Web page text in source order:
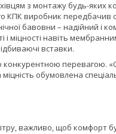
з монтажу будь-яких
КПК виробник
бавовни – надійний і
і міцності навіть
вставки.
конкурентною перевагою.
обумовлена
важливо, щоб комфорт